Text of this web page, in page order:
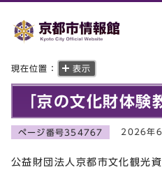
現在位置： 表示
「京の文化財体験
ページ番号354767 2026年6
公益財団法人京都市文化観光